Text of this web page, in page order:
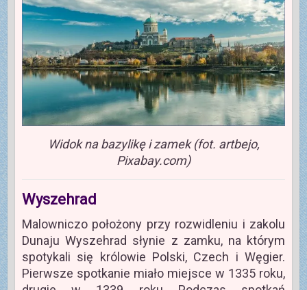
Widok na bazylikę i zamek (fot. artbejo,
Pixabay.com)
Wyszehrad
Malowniczo położony przy rozwidleniu i zakolu
Dunaju Wyszehrad słynie z zamku, na którym
spotykali się królowie Polski, Czech i Węgier.
Pierwsze spotkanie miało miejsce w 1335 roku,